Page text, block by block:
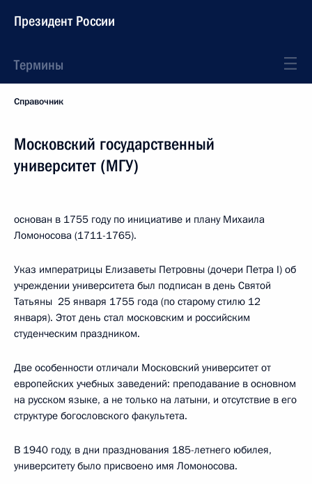
Президент России
Термины
Справочник
Московский государственный
университет (МГУ)
основан в 1755 году по инициативе и плану Михаила
Ломоносова (1711-1765).
Указ императрицы Елизаветы Петровны (дочери Петра I) об
учреждении университета был подписан в день Святой
Татьяны 25 января 1755 года (по старому стилю 12
января). Этот день стал московским и российским
студенческим праздником.
Две особенности отличали Московский университет от
европейских учебных заведений: преподавание в основном
на русском языке, а не только на латыни, и отсутствие в его
структуре богословского факультета.
В 1940 году, в дни празднования 185-летнего юбилея,
университету было присвоено имя Ломоносова.